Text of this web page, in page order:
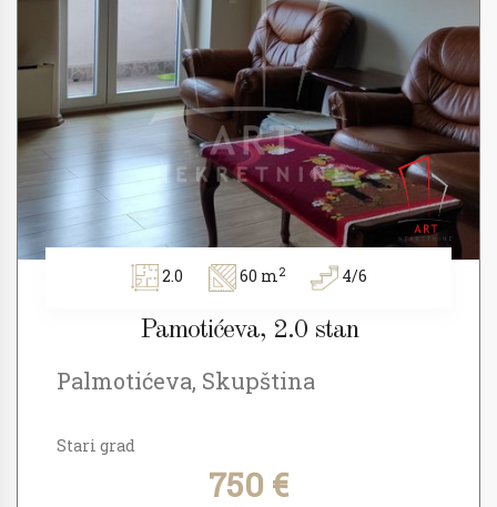
2.0 60 m2 4/6
Pamotićeva, 2.0 stan
Palmotićeva, Skupština
Stari grad
750 €